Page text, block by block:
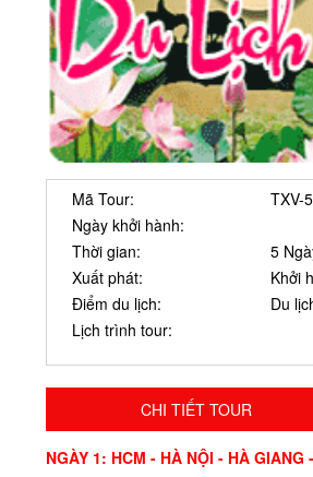
Mã Tour:
TXV-
Ngày khởi hành:
Thời gian:
5
Xuất phát:
Khởi
Điểm du lịch:
Du
Lịch trình tour:
CHI TIẾT TOUR
NGÀY 1: HCM - HÀ NỘI - HÀ